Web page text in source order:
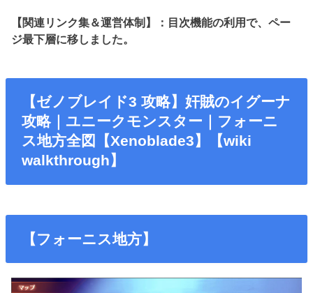
【関連リンク集＆運営体制】：目次機能の利用で、ペー
ジ最下層に移しました。
【ゼノブレイド3 攻略】奸賊のイグーナ
攻略｜ユニークモンスター｜フォーニ
ス地方全図【Xenoblade3】【wiki
walkthrough】
【フォーニス地方】